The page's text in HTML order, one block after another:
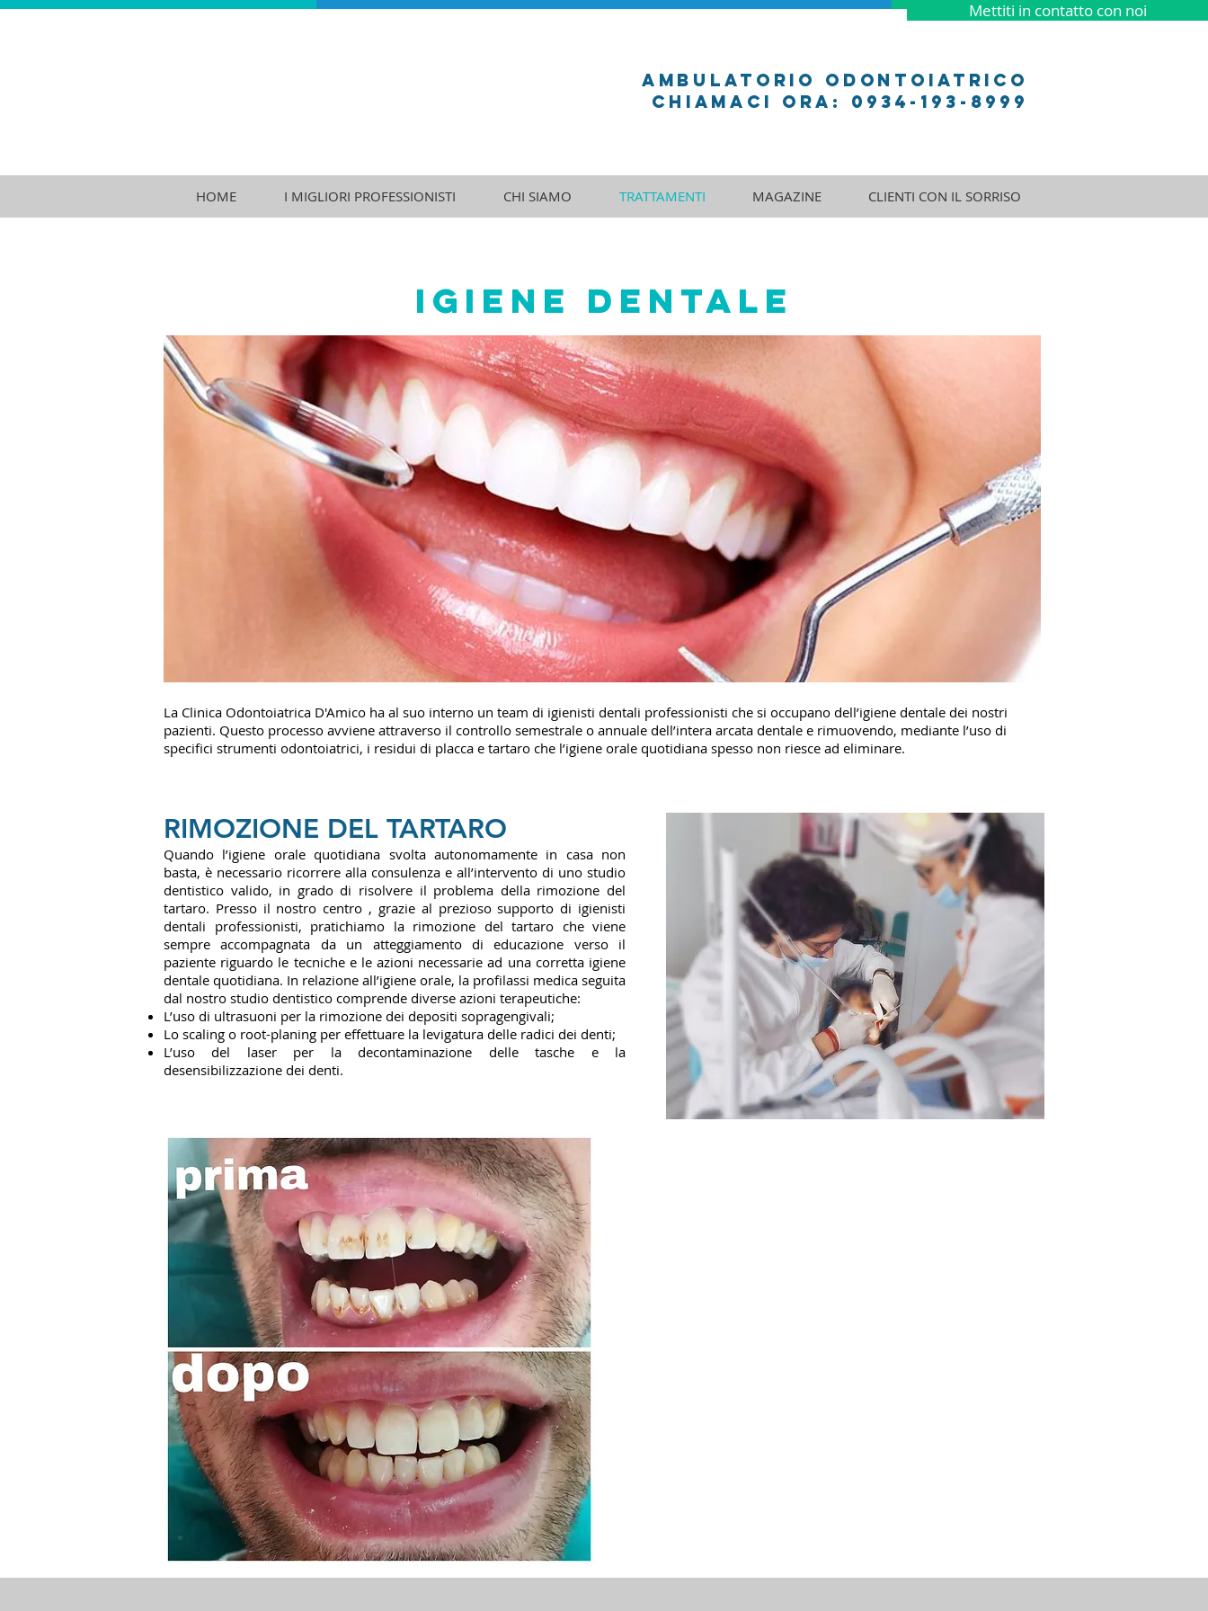
Mettiti in contatto con noi
ambulatorio odontoiatrico
Chiamaci Ora: 0934-193-8999
HOME I MIGLIORI PROFESSIONISTI CHI SIAMO TRATTAMENTI MAGAZINE CLIENTI CON IL SORRISO
IGIENE DENTALE
La Clinica Odontoiatrica D'Amico ha al suo interno un team di igienisti dentali professionisti che si occupano dell’igiene dentale dei nostri
pazienti. Questo processo avviene attraverso il controllo semestrale o annuale dell’intera arcata dentale e rimuovendo, mediante l’uso di
specifici strumenti odontoiatrici, i residui di placca e tartaro che l’igiene orale quotidiana spesso non riesce ad eliminare.
RIMOZIONE DEL TARTARO
Quando l’igiene orale quotidiana svolta autonomamente in casa non
basta, è necessario ricorrere alla consulenza e all’intervento di uno studio
dentistico valido, in grado di risolvere il problema della rimozione del
tartaro. Presso il nostro centro , grazie al prezioso supporto di igienisti
dentali professionisti, pratichiamo la rimozione del tartaro che viene
sempre accompagnata da un atteggiamento di educazione verso il
paziente riguardo le tecniche e le azioni necessarie ad una corretta igiene
dentale quotidiana. In relazione all’igiene orale, la profilassi medica seguita
dal nostro studio dentistico comprende diverse azioni terapeutiche:
L’uso di ultrasuoni per la rimozione dei depositi sopragengivali;
Lo scaling o root-planing per effettuare la levigatura delle radici dei denti;
L’uso del laser per la decontaminazione delle tasche e la
desensibilizzazione dei denti.